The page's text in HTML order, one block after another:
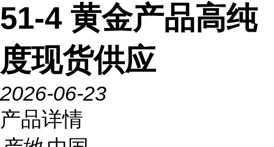
51-4 黄金产品高纯
度现货供应
2026-06-23
产品详情